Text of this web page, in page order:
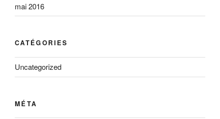
mai 2016
CATÉGORIES
Uncategorized
MÉTA